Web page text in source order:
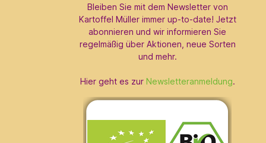
Bleiben Sie mit dem Newsletter von
Kartoffel Müller immer up-to-date! Jetzt
abonnieren und wir informieren Sie
regelmäßig über Aktionen, neue Sorten
und mehr.
Hier geht es zur Newsletteranmeldung.